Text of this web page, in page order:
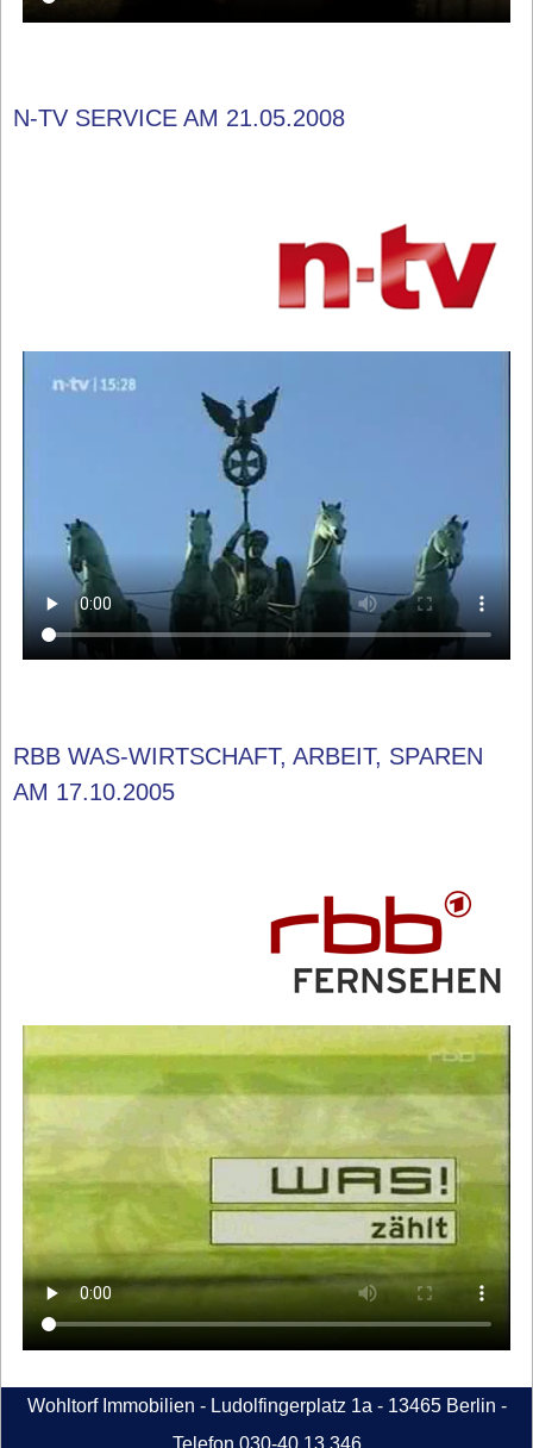
N-TV SERVICE AM 21.05.2008
RBB WAS-WIRTSCHAFT, ARBEIT, SPAREN
AM 17.10.2005
Wohltorf Immobilien - Ludolfingerplatz 1a - 13465 Berlin -